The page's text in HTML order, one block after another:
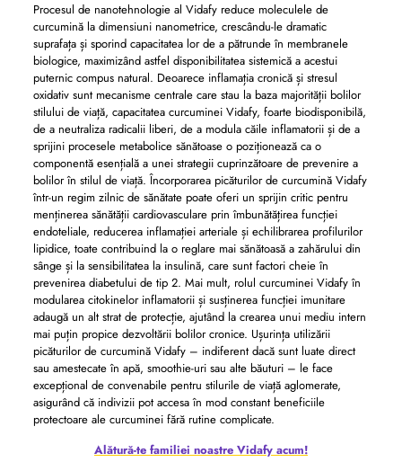
Procesul de nanotehnologie al Vidafy reduce moleculele de
curcumină la dimensiuni nanometrice, crescându-le dramatic
suprafața și sporind capacitatea lor de a pătrunde în membranele
biologice, maximizând astfel disponibilitatea sistemică a acestui
puternic compus natural. Deoarece inflamația cronică și stresul
oxidativ sunt mecanisme centrale care stau la baza majorității bolilor
stilului de viață, capacitatea curcuminei Vidafy, foarte biodisponibilă,
de a neutraliza radicalii liberi, de a modula căile inflamatorii și de a
sprijini procesele metabolice sănătoase o poziționează ca o
componentă esențială a unei strategii cuprinzătoare de prevenire a
bolilor în stilul de viață. Încorporarea picăturilor de curcumină Vidafy
într-un regim zilnic de sănătate poate oferi un sprijin critic pentru
menținerea sănătății cardiovasculare prin îmbunătățirea funcției
endoteliale, reducerea inflamației arteriale și echilibrarea profilurilor
lipidice, toate contribuind la o reglare mai sănătoasă a zahărului din
sânge și la sensibilitatea la insulină, care sunt factori cheie în
prevenirea diabetului de tip 2. Mai mult, rolul curcuminei Vidafy în
modularea citokinelor inflamatorii și susținerea funcției imunitare
adaugă un alt strat de protecție, ajutând la crearea unui mediu intern
mai puțin propice dezvoltării bolilor cronice. Ușurința utilizării
picăturilor de curcumină Vidafy – indiferent dacă sunt luate direct
sau amestecate în apă, smoothie-uri sau alte băuturi – le face
excepțional de convenabile pentru stilurile de viață aglomerate,
asigurând că indivizii pot accesa în mod constant beneficiile
protectoare ale curcuminei fără rutine complicate.
Alătură-te familiei noastre Vidafy acum!